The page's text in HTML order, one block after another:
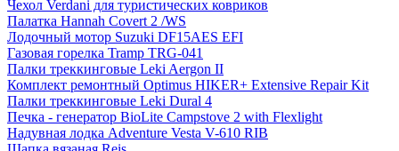
Чехол Verdani для туристических ковриков
Палатка Hannah Covert 2 /WS
Лодочный мотор Suzuki DF15AES EFI
Газовая горелка Tramp TRG-041
Палки треккинговые Leki Aergon II
Комплект ремонтный Optimus HIKER+ Extensive Repair Kit
Палки треккинговые Leki Dural 4
Печка - генератор BioLite Campstove 2 with Flexlight
Надувная лодка Adventure Vesta V-610 RIB